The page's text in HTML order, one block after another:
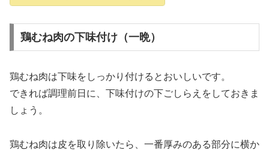
鶏むね肉の下味付け（一晩）
鶏むね肉は下味をしっかり付けるとおいしいです。
できれば調理前日に、下味付けの下ごしらえをしておきま
しょう。
鶏むね肉は皮を取り除いたら、一番厚みのある部分に横か